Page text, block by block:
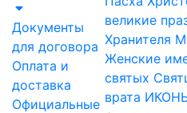
Документы
для договора
Оплата и
доставка
Официальные
великие
Хранителя
Женские
святых
врата